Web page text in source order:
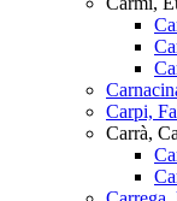
Carpi,
Carrà,